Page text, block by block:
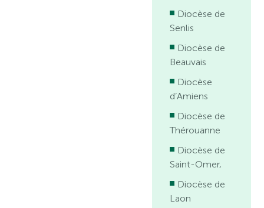
Diocèse de
Senlis
Diocèse de
Beauvais
Diocèse
d’Amiens
Diocèse de
Thérouanne
Diocèse de
Saint-Omer,
Diocèse de
Laon